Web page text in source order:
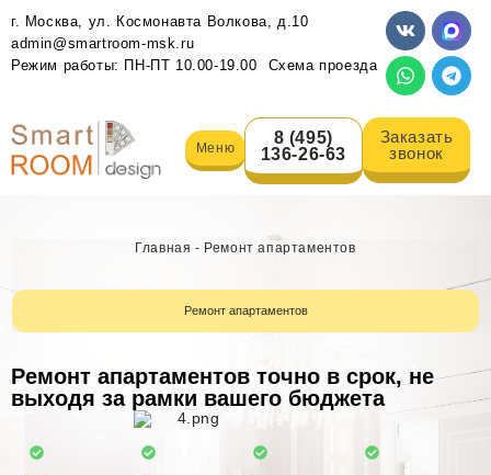
г. Москва, ул. Космонавта Волкова, д.10
admin@smartroom-msk.ru
Режим работы: ПН-ПТ 10.00-19.00
Схема проезда
Меню
8 (495)
136-26-63
Заказать
звонок
Главная - Ремонт апартаментов
Ремонт апартаментов
Ремонт апартаментов точно в срок, не
выходя за рамки вашего бюджета